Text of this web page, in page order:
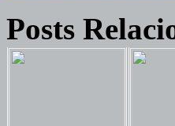
Posts